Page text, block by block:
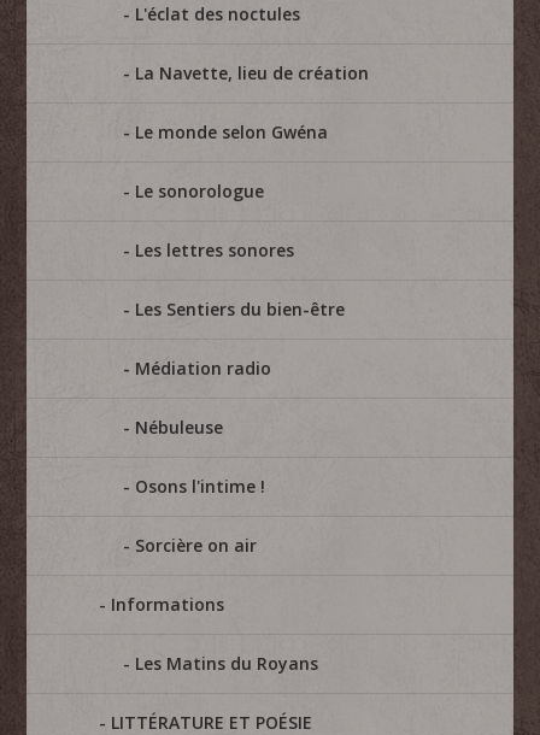
L'éclat des noctules
La Navette, lieu de création
Le monde selon Gwéna
Le sonorologue
Les lettres sonores
Les Sentiers du bien-être
Médiation radio
Nébuleuse
Osons l'intime !
Sorcière on air
Informations
Les Matins du Royans
LITTÉRATURE ET POÉSIE